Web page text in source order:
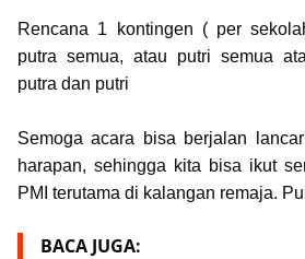
Rencana 1 kontingen ( per
putra semua, atau putri semua
putra dan putri
Semoga acara bisa berjalan
harapan, sehingga kita bisa ikut
PMI terutama di kalangan remaja.
BACA JUGA: